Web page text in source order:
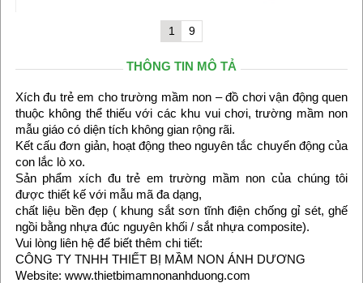
1 9
THÔNG TIN MÔ TẢ
Xích đu trẻ em cho trường mầm non – đồ chơi vận động quen
thuộc không thể thiếu với các khu vui chơi, trường mầm non
mẫu giáo có diện tích không gian rộng rãi.
Kết cấu đơn giản, hoạt động theo nguyên tắc chuyển động của
con lắc lò xo.
Sản phẩm xích đu trẻ em trường mầm non của chúng tôi
được thiết kế với mẫu mã đa dạng,
chất liệu bền đẹp ( khung sắt sơn tĩnh điện chống gỉ sét, ghế
ngồi bằng nhựa đúc nguyên khối / sắt nhựa composite).
Vui lòng liên hệ để biết thêm chi tiết:
CÔNG TY TNHH THIẾT BỊ MẦM NON ÁNH DƯƠNG
Website: www.thietbimamnonanhduong.com